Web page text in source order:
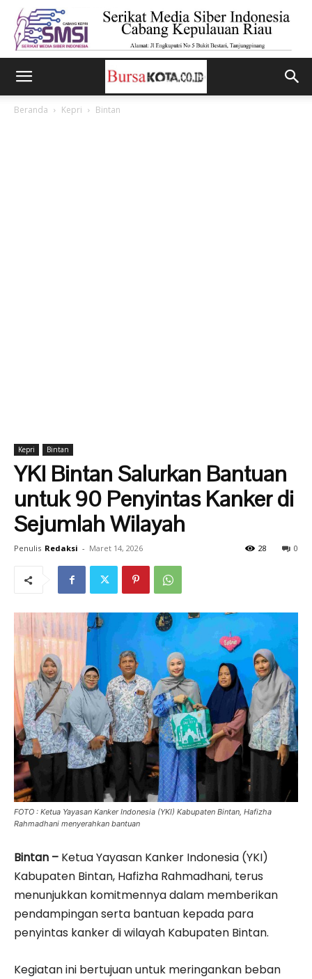
Beranda Kepri Bintan
Kepri Bintan
YKI Bintan Salurkan Bantuan
untuk 90 Penyintas Kanker di
Sejumlah Wilayah
Penulis Redaksi - Maret 14, 2026 0
28
FOTO : Ketua Yayasan Kanker Indonesia (YKI) Kabupaten Bintan, Hafizha
Rahmadhani menyerahkan bantuan
Bintan – Ketua Yayasan Kanker Indonesia (YKI)
Kabupaten Bintan, Hafizha Rahmadhani, terus
menunjukkan komitmennya dalam memberikan
pendampingan serta bantuan kepada para
penyintas kanker di wilayah Kabupaten Bintan.
Kegiatan ini bertujuan untuk meringankan beban